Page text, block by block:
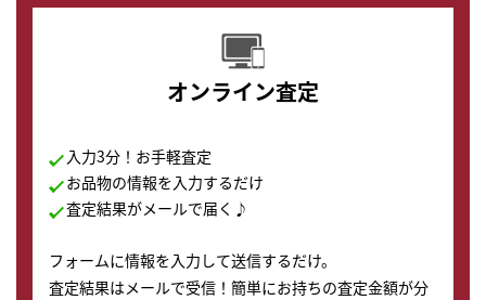
オンライン査定
入力3分！お手軽査定
お品物の情報を入力するだけ
査定結果がメールで届く♪
フォームに情報を入力して送信するだけ。
査定結果はメールで受信！簡単にお持ちの査定金額が分